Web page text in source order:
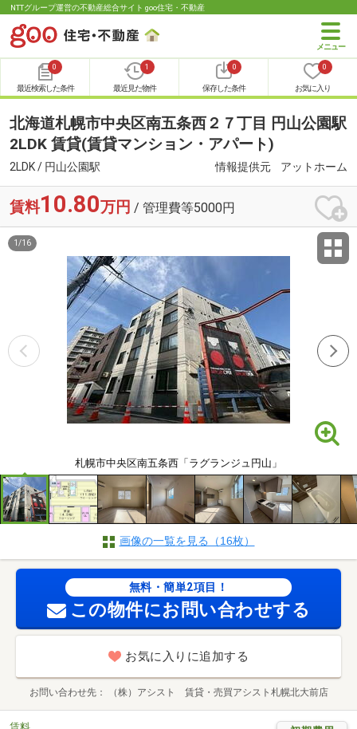
NTTグループ運営の不動産総合サイト goo住宅・不動産
0
最近検索した条件
1
最近見た物件
0
保存した条件
0
お気に入り
北海道札幌市中央区南五条西２７丁目 円山公園駅
2LDK 賃貸(賃貸マンション・アパート)
2LDK / 円山公園駅 情報提供元 アットホーム
賃料10.80万円 / 管理費等5000円
札幌市中央区南五条西「ラグランジュ円山」
1 /16
画像の一覧を見る（16枚）
無料・簡単2項目！
この物件にお問い合わせする
お気に入りに追加する
お問い合わせ先 （株）アシスト 賃貸・売買アシスト札幌北大前店